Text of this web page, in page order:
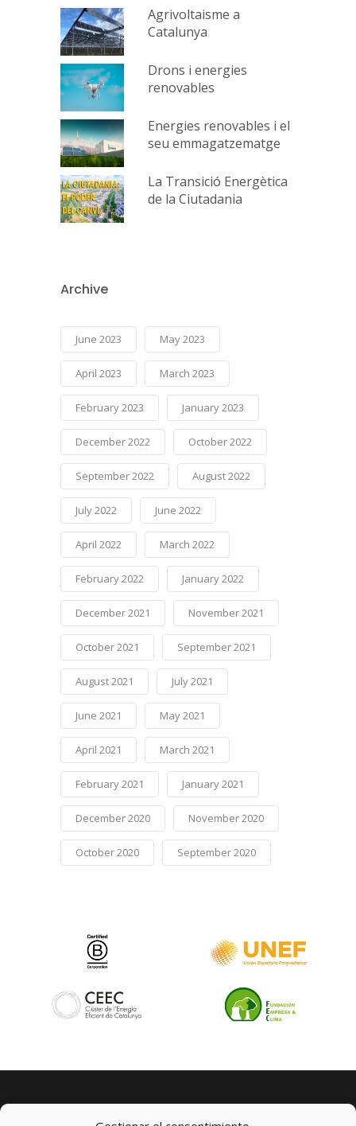
Agrivoltaisme a
Catalunya
Drons i energies
renovables
Energies renovables i el
seu emmagatzematge
La Transició Energètica
de la Ciutadania
Archive
June 2023 May 2023
April 2023 March 2023
February 2023 January 2023
December 2022 October 2022
September 2022 August 2022
July 2022 June 2022
April 2022 March 2022
February 2022 January 2022
December 2021 November 2021
October 2021 September 2021
August 2021 July 2021
June 2021 May 2021
April 2021 March 2021
February 2021 January 2021
December 2020 November 2020
October 2020 September 2020